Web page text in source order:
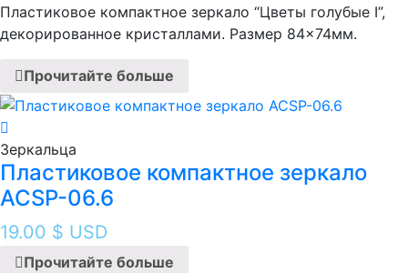
Пластиковое компактное зеркало “Цветы голубые I ”,
декорированное кристаллами. Размер 84×74мм.
Прочитайте больше
Зеркальца
Пластиковое компактное зеркало
ACSP-06.6
19.00 $ USD
Прочитайте больше